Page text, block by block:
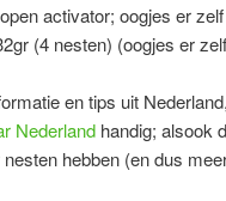
activator; oogjes er
(4 nesten) (oogjes er
en tips uit
Nederland handig; alsook
hebben (en dus